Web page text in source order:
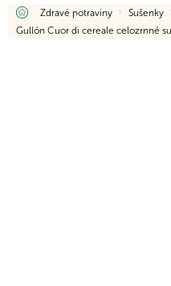
Domů
Zdravé potraviny
Sušenky
Gullón Cuor di cereale celozrnné